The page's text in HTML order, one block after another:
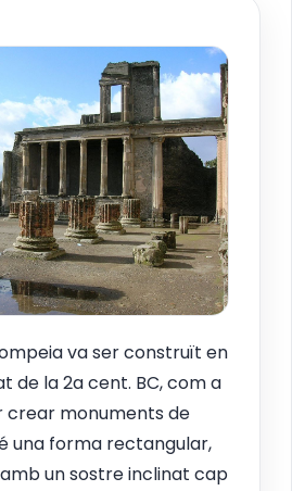
va ser construït en
de la 2a cent. BC, com a
crear monuments de
una forma rectangular,
un sostre inclinat cap